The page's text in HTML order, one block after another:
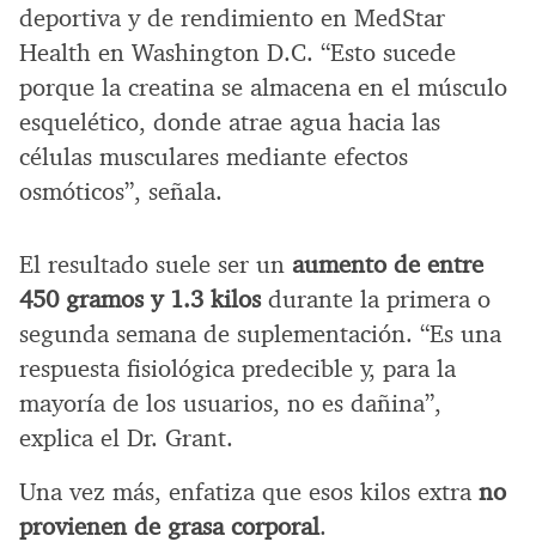
deportiva y de rendimiento en MedStar
Health en Washington D.C. “Esto sucede
porque la creatina se almacena en el músculo
esquelético, donde atrae agua hacia las
células musculares mediante efectos
osmóticos”, señala.
El resultado suele ser un aumento de entre
450 gramos y 1.3 kilosdurante la primera o
segunda semana de suplementación. “Es una
respuesta fisiológica predecible y, para la
mayoría de los usuarios, no es dañina”,
explica el Dr. Grant.
Una vez más, enfatiza que esos kilos extra no
provienen de grasa corporal.